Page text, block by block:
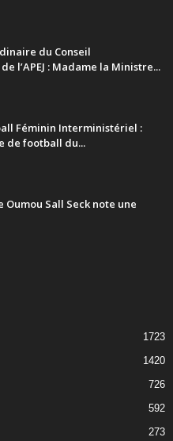
du Conseil
l’APEJ : Madame la Ministre...
Féminin Interministériel :
de football du...
Oumou Sall Seck note une
1723
1420
726
592
273